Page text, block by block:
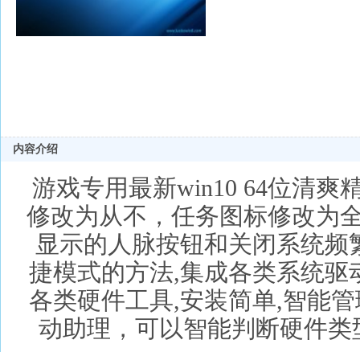
内容介绍
游戏专用最新win10 64位清爽
修改为从不，任务图标修改为
显示的人脉按钮和关闭系统
捷模式的方法,集成各类系统
各类硬件工具,安装简单,智能
动助理，可以智能判断硬件